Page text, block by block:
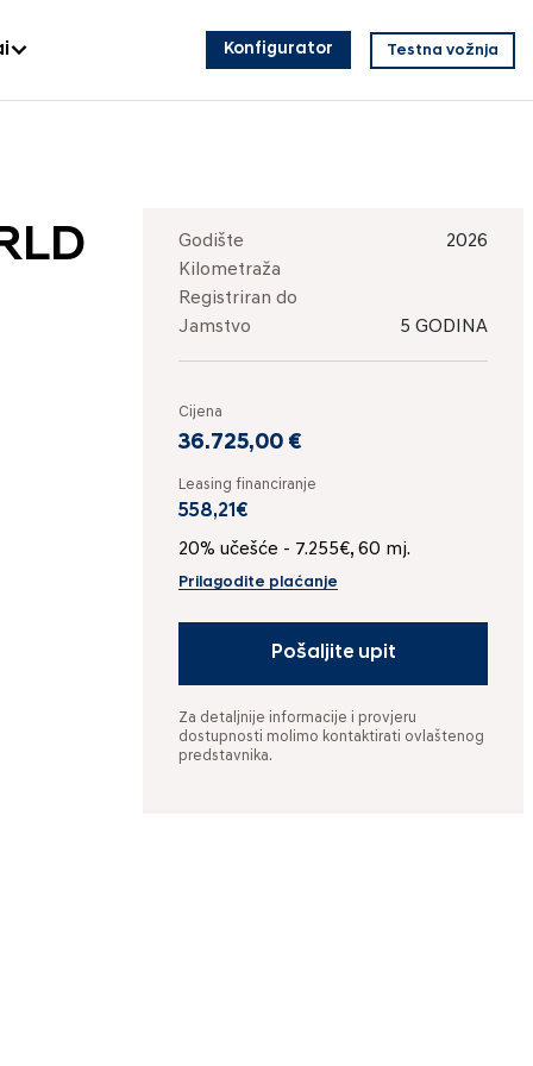
Konfigurator Testna vožnja
Godište
2026
Kilometraža
Registriran do
Jamstvo
5 GODINA
Cijena
36.725,00 €
Leasing financiranje
558,21€
20% učešće - 7.255€, 60 mj.
Prilagodite plaćanje
Pošaljite upit
Za detaljnije informacije i provjeru
dostupnosti molimo kontaktirati ovlaštenog
predstavnika.